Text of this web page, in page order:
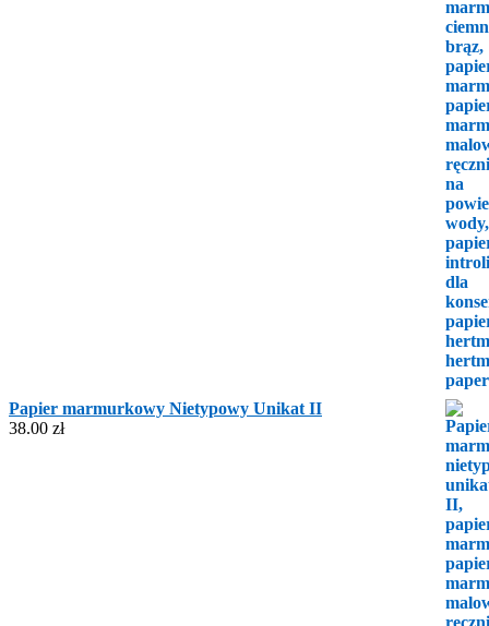
Papier marmurkowy Nietypowy Unikat II
38.00 zł